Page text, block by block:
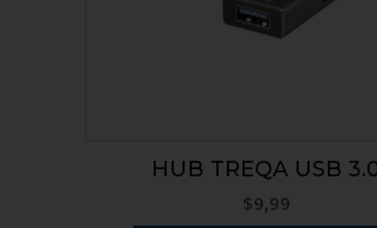
HUB TREQA USB
$9,99